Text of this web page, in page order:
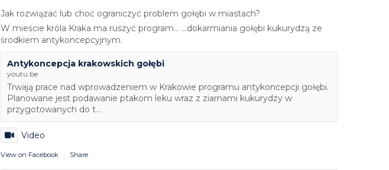
Jak rozwiązać lub choć ograniczyć problem gołębi w miastach?
W mieście króla Kraka ma ruszyć program... ...dokarmiania gołębi kukurydzą ze
środkiem antykoncepcyjnym.
Antykoncepcja krakowskich gołębi
youtu.be
Trwają prace nad wprowadzeniem w Krakowie programu antykoncepcji gołębi.
Planowane jest podawanie ptakom leku wraz z ziarnami kukurydzy w
przygotowanych do t...
Video
View on Facebook · Share